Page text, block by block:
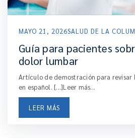
MAYO 21, 2026SALUD DE LA
Guía para pacientes
dolor lumbar
Artículo de demostración para revisar
en español. [...]Leer más...
LEER MÁS